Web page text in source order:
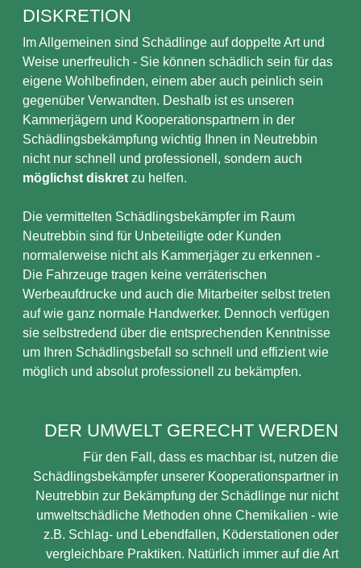
DISKRETION
Im Allgemeinen sind Schädlinge auf doppelte Art und
Weise unerfreulich - Sie können schädlich sein für das
eigene Wohlbefinden, einem aber auch peinlich sein
gegenüber Verwandten. Deshalb ist es unseren
Kammerjägern und Kooperationspartnern in der
Schädlingsbekämpfung wichtig Ihnen in Neutrebbin
nicht nur schnell und professionell, sondern auch
möglichst diskret zu helfen.
Die vermittelten Schädlingsbekämpfer im Raum
Neutrebbin sind für Unbeteiligte oder Kunden
normalerweise nicht als Kammerjäger zu erkennen -
Die Fahrzeuge tragen keine verräterischen
Werbeaufdrucke und auch die Mitarbeiter selbst treten
auf wie ganz normale Handwerker. Dennoch verfügen
sie selbstredend über die entsprechenden Kenntnisse
um Ihren Schädlingsbefall so schnell und effizient wie
möglich und absolut professionell zu bekämpfen.
DER UMWELT GERECHT WERDEN
Für den Fall, dass es machbar ist, nutzen die
Schädlingsbekämpfer unserer Kooperationspartner in
Neutrebbin zur Bekämpfung der Schädlinge nur nicht
umweltschädliche Methoden ohne Chemikalien - wie
z.B. Schlag- und Lebendfallen, Köderstationen oder
vergleichbare Praktiken. Natürlich immer auf die Art